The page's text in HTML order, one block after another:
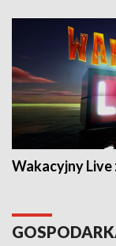
Wakacyjny Live